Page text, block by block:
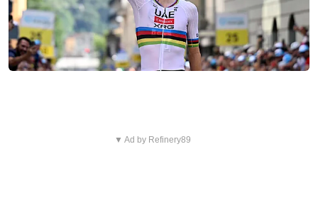
▼ Ad by Refinery89